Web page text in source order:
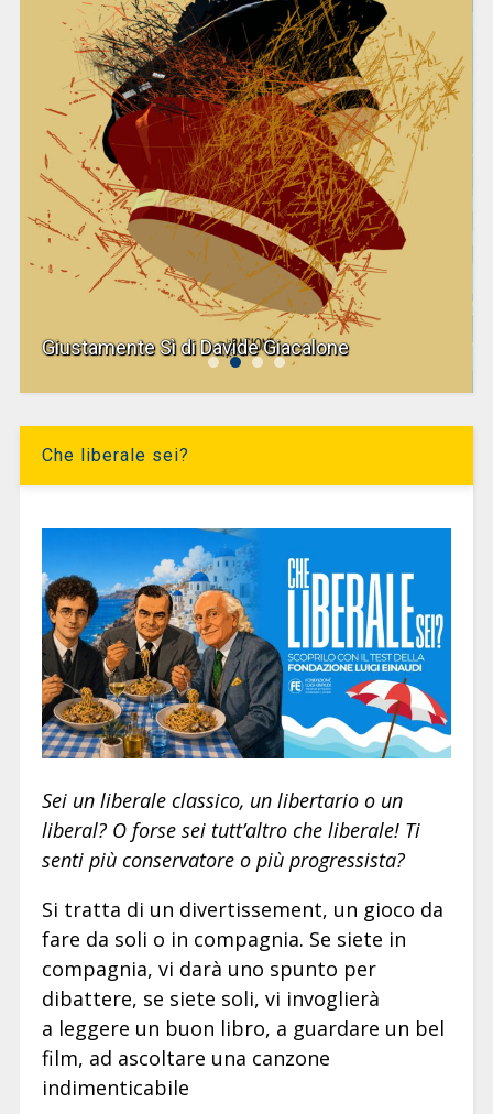
Giustamente Sì di Davide Giacalone
Che liberale sei?
Sei un liberale classico, un libertario o un
liberal? O forse sei tutt’altro che liberale! Ti
senti più conservatore o più progressista?
Si tratta di un divertissement, un gioco da
fare da soli o in compagnia. Se siete in
compagnia, vi darà uno spunto per
dibattere, se siete soli, vi invoglierà
a leggere un buon libro, a guardare un bel
film, ad ascoltare una canzone
indimenticabile